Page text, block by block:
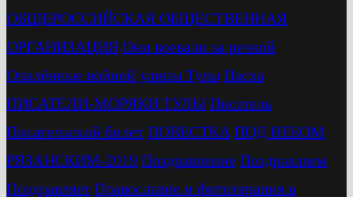
ОБЩЕРОССИЙСКАЯ ОБЩЕСТВЕННАЯ
ОРГАНИЗАЦИЯ Они воевали за речкой
Опалённые войной улицы Тулы Пасха
ПИСАТЕЛИ-МОРЯКИ ТУЛЫ Писатель
Писательский билет ПОВЕСТКА ПОД НЕБОМ
РЯЗАНСКИМ-2019 Поздравление Поздравляем
Поздравляет Православие и фитотерапия в